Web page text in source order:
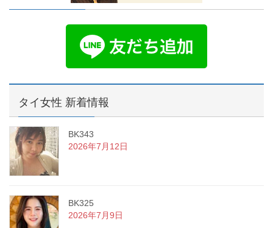
タイ女性 新着情報
BK343
2026年7月12日
BK325
2026年7月9日